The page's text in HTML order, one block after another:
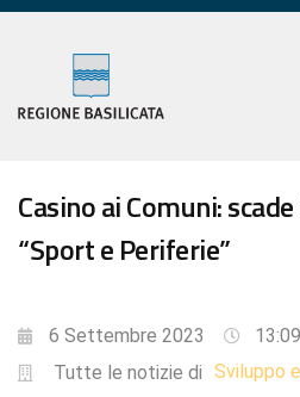
Casino ai Comuni:
“Sport e Periferie”
6 Settembre 2023
13:09
Tutte le notizie di Sviluppo